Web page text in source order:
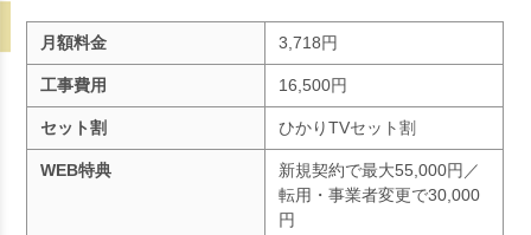
月額料金 3,718円
工事費用 16,500円
セット割 ひかりTVセット割
WEB特典
新規契約で最大55,000円／
転用・事業者変更で30,000
円